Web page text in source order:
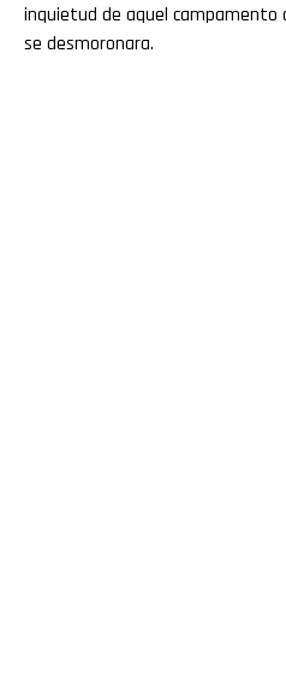
inquietud de aquel
se desmoronara.